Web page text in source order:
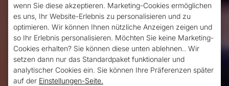
Sie suchen eine günstige Unterkunft in
Süd-Limburg? Dann werfen Sie einen Blick
auf das AtlasHotel in Valkenburg . Unser
Hotel befindet sich im Herzen von
Valkenburg, einem gemütlichen und
wenn Sie diese akzeptieren. Marketing-Cookies ermöglichen
es uns, Ihr Website-Erlebnis zu personalisieren und zu
optimieren. Wir können Ihnen nützliche Anzeigen zeigen und
so Ihr Erlebnis personalisieren. Möchten Sie keine Marketing-
Cookies erhalten? Sie können diese unten ablehnen.. Wir
setzen dann nur das Standardpaket funktionaler und
analytischer Cookies ein. Sie können Ihre Präferenzen später
auf der Einstellungen-Seite.